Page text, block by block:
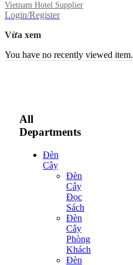
Vietnam Hotel Supplier
Login/Register
Vừa xem
You have no recently viewed item.
All
Departments
Đèn
Cây
Đèn
Cây
Đọc
Sách
Đèn
Cây
Phòng
Khách
Đèn